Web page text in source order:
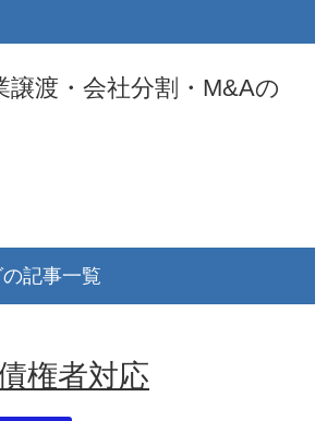
譲渡・会社分割・M&Aの
の記事一覧
権者対応